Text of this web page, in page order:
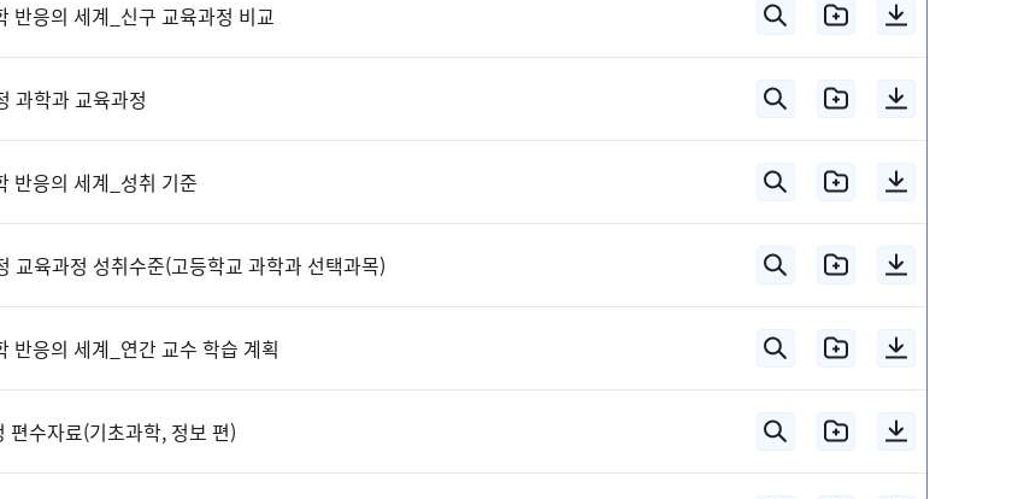
반응의 세계_신구 교육과정 비교
과학과 교육과정
반응의 세계_성취 기준
교육과정 성취수준(고등학교 과학과 선택과목)
반응의 세계_연간 교수 학습 계획
편수자료(기초과학, 정보 편)